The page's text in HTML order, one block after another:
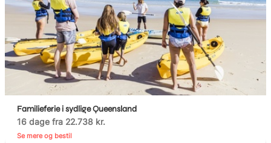
Familieferie i sydlige Queensland
16 dage fra 22.738 kr.
Se mere og bestil